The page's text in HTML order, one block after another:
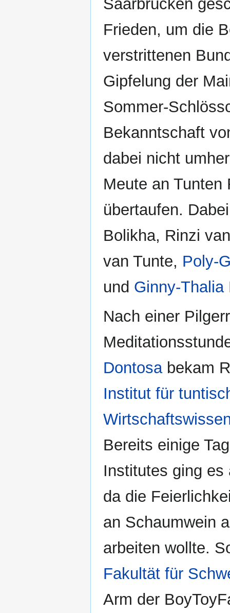
Saarbrücken
Frieden, um die
verstrittenen
Gipfelung der
Sommer-
Bekanntschaft
dabei nicht
Meute an Tunten
übertaufen.
Bolikha, Rinzi
van Tunte, Poly-
und Ginny-Thalia
Nach einer
Dontosabekam
Institut für
Bereits einige
Institutes ging es
da die
an Schaumwein
arbeiten wollte.
Fakultät für
Arm der